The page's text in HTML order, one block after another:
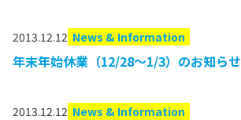
2013.12.12 News & Information
年末年始休業（12/28～1/3）のお知らせ
2013.12.12 News & Information